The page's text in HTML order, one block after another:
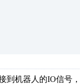
到机器人的IO信号